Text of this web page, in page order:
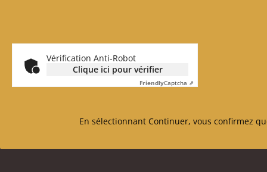
Vérification Anti-Robot
Clique ici pour vérifier
FriendlyCaptcha ⇗
En sélectionnant Continuer, vous confirmez